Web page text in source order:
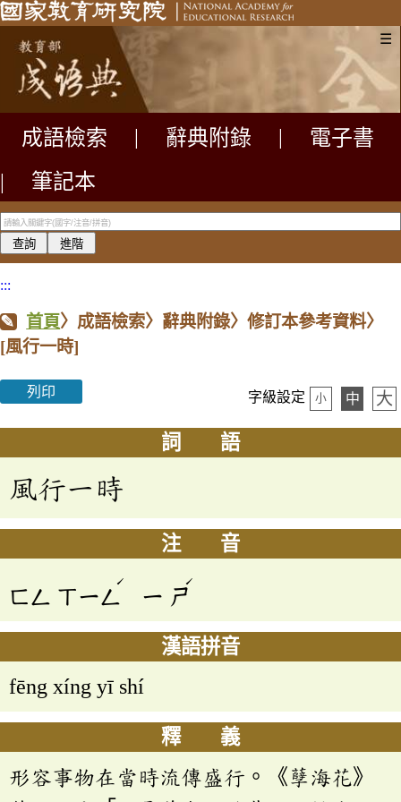
☰
成語檢索 辭典附錄
電子書
|
筆記本
:::
首頁〉成語檢索〉辭典附錄〉修訂本參考資料〉
[風行一時]
列印 字級設定 小 中 大
詞 語
風行一時
注 音
ㄈㄥ ㄒㄧㄥ
ˊ
ㄧ ㄕ
ˊ
漢語拼音
fēng xíng yī shí
釋 義
形容事物在當時流傳盛行。《孽海花》